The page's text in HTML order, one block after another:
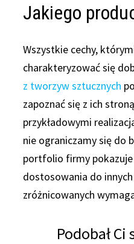
Jakiego
Wszystkie cechy,
charakteryzować się
z tworzyw sztucznych
zapoznać się z ich
przykładowymi
nie ograniczamy się do
portfolio firmy
dostosowania do
zróżnicowanych
Podobał